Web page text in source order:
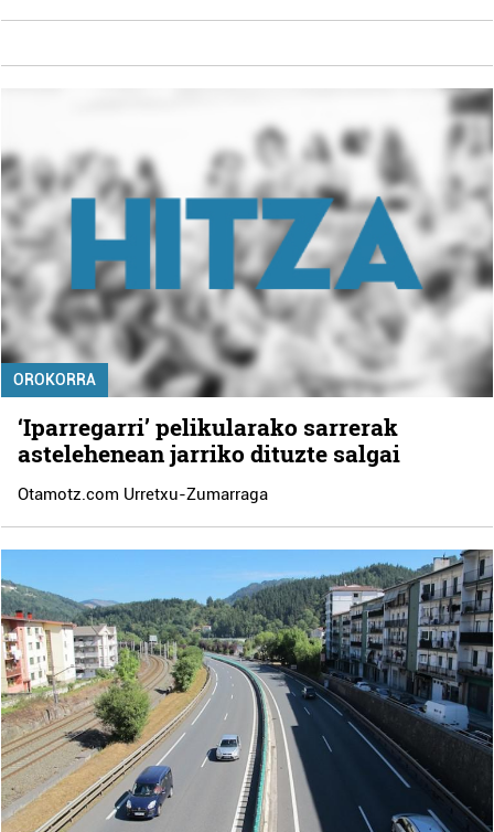
OROKORRA
‘Iparregarri’ pelikularako sarrerak
astelehenean jarriko dituzte salgai
Otamotz.com Urretxu-Zumarraga